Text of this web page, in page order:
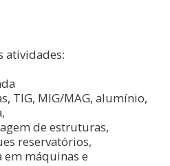
atividades:
TIG, MIG/MAG, alumínio,
de estruturas,
reservatórios,
em máquinas e